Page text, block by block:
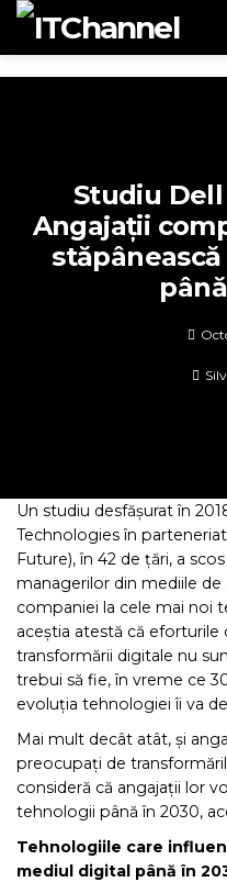
Studiu
Angajații
Un studiu desfășurat în
Technologies în
Future), în 42 de țări, a
managerilor din mediile de
companiei la cele mai noi
aceștia atestă că
transformării digitale nu
trebui să fie, în vreme ce
evoluția tehnologiei îi va
Mai mult decât atât, și
preocupați de
consideră că angajații lor
tehnologii până în 2030,
Tehnologiile care
mediul digital până în